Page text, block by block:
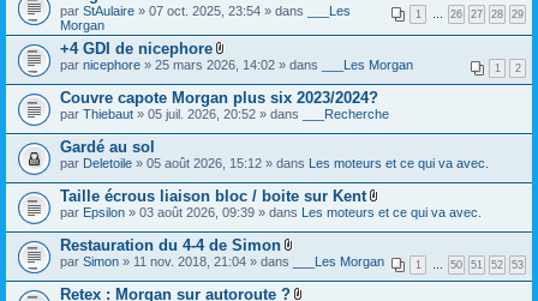
t
(
s
o
n
t
(
s
)
(
s
)
o
n
t
(
s
i
r
(
s
)
j
o
i
t
s
)
F
c
i
r
(
s
)
o
i
n
t
s
)
1 26 27 28 29
par StAulaire » 07 oct. 2025, 23:54 » dans
___Les
Morgan
+4 GDI de nicephore
F
c
h
i
e
)
j
o
i
n
t
s
1 2
par nicephore » 25 mars 2026, 14:02 » dans ___Les Morgan
Couvre capote Morgan plus six 2023/2024?
par Thiebaut » 05 juil. 2026, 20:52 » dans ___Recherche
Gardé au sol
par Deletoile » 05 août 2026, 15:12 » dans Les moteurs et ce qui va avec.
Taille écrous liaison bloc / boite sur Kent
F
c
i
e
par Epsilon » 03 août 2026, 09:39 » dans Les moteurs et ce qui va avec.
Restauration du 4-4 de Simon
i
c
1 50 51 52 53
par Simon » 11 nov. 2018, 21:04 » dans ___Les Morgan
Retex : Morgan sur autoroute ?